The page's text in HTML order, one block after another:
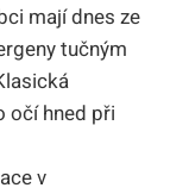
mají dnes ze
tučným
očí hned při
v